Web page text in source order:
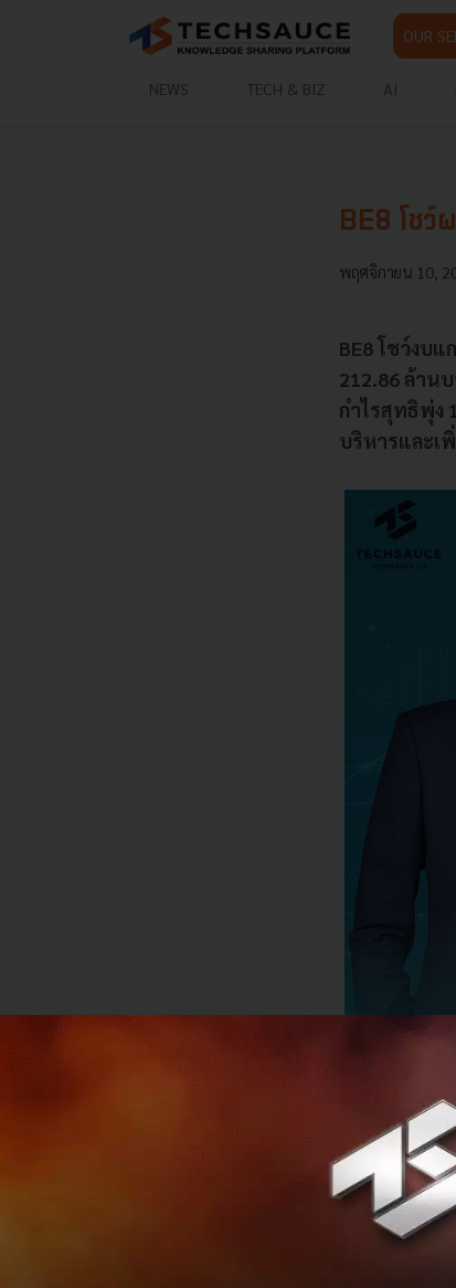
OUR
NEWS TECH & BIZ AI
BE8 โชว์
พฤศจิกายน 10,
BE8 โชว์งบแ
212.86 ล้าน
กำไรสุทธิพุ่ง
บริหารและเ
นายอภิเษก
เปิดเผยว่า
บาท เพิ่มขึ้น
ขณะที่มีรายได้
ได้รวม